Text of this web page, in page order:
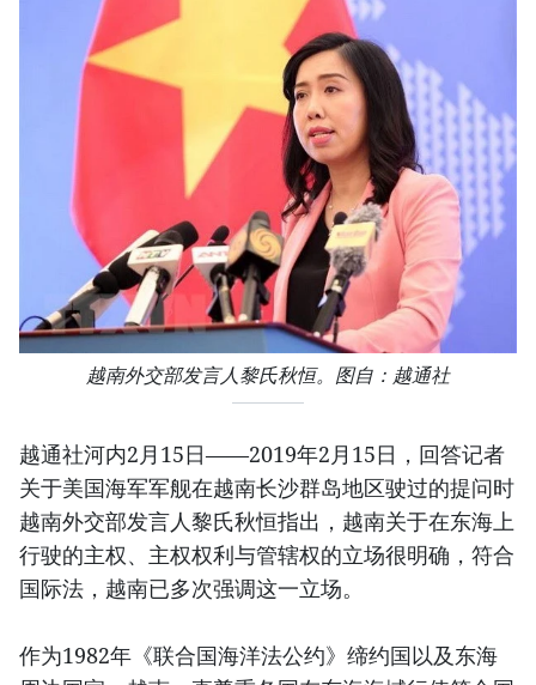
越南外交部发言人黎氏秋恒。图自：越通社
越通社河内2月15日——2019年2月15日，回答记者
关于美国海军军舰在越南长沙群岛地区驶过的提问时
越南外交部发言人黎氏秋恒指出，越南关于在东海上
行驶的主权、主权权利与管辖权的立场很明确，符合
国际法，越南已多次强调这一立场。
作为1982年《联合国海洋法公约》缔约国以及东海